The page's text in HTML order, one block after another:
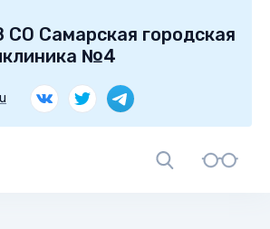
СО Самарская городская
№4